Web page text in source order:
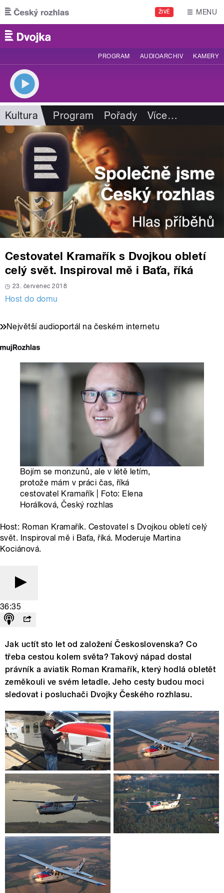
Přejít k hlavnímu obsahu
ŽIVĚ MENU
PROGRAM AUDIOARCHIV KAMERY
Kultura Program Pořady Více…
Cestovatel Kramařík s Dvojkou obletí
celý svět. Inspiroval mě i Baťa, říká
23. červenec 2018
Host do domu
Největší audioportál na českém internetu
Bojím se monzunů, ale v létě letím,
protože mám v práci čas, říká
cestovatel Kramařík | Foto: Elena
Horálková, Český rozhlas
Host: Roman Kramařík. Cestovatel s Dvojkou obletí celý
svět. Inspiroval mě i Baťa, říká. Moderuje Martina
Kociánová.
36:35
Jak uctít sto let od založení Československa? Co
třeba cestou kolem světa? Takový nápad dostal
právník a aviatik Roman Kramařík, který hodlá obletět
zeměkouli ve svém letadle. Jeho cesty budou moci
sledovat i posluchači Dvojky Českého rozhlasu.